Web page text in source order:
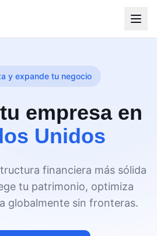
y expande tu negocio
empresa en
Unidos
financiera más sólida
tu patrimonio, optimiza
globalmente sin fronteras.